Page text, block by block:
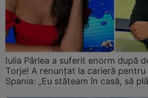
Iulia Pârlea a suferit enorm după
Torje! A renunțat la carieră
Spania: „Eu stăteam în casă, să